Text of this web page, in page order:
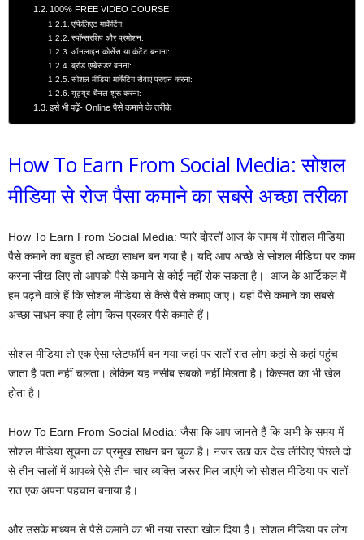
100% FREE VIDEO COURSE
एफिलिएट मार्केटिंग:
स्पॉन्सरशिप और प्रमोशन:
ऑनलाइन कोर्सेस या कंटेंट बनाना:
ब्रांड एम्बेसडर बनना:
सोशल मीडिया मार्केटिंग सेवाएं प्रदान करना:
यूट्यूब चैनल शुरू करना:
इसे भी पढ़ें- Online पैसे कमाने के तरीके
How To Earn From Social Media: सोशल
मीडिया से रोज पैसा कमाने का सबसे अच्छा तरीका
How To Earn From Social Media: प्यारे दोस्तों आज के समय में सोशल मीडिया
पैसे कमाने का बहुत ही अच्छा साधन बन गया है। यदि आप अच्छे से सोशल मीडिया पर काम
करना सीख लिए तो आपको पैसे कमाने से कोई नहीं रोक सकता है। ‌ आज के आर्टिकल में
हम पढ़ने वाले हैं कि सोशल मीडिया से कैसे पैसे कमाए जाए। यहां पैसे कमाने का सबसे
अच्छा साधन क्या है लोग किस प्रकार पैसे कमाते हैं।
सोशल मीडिया तो एक ऐसा प्लेटफॉर्म बन गया जहां पर रातों रात लोग कहां से कहां पहुंच
जाता है पता नहीं चलता। लेकिन यह नसीब सबको नहीं मिलता है। किस्मत का भी खेल
होता है।
How To Earn From Social Media: जैसा कि आप जानते हैं कि अभी के समय में
सोशल मीडिया सूचना का प्रमुख साधन बन चुका है। नजर उठा कर देख लीजिए पिछले दो
से तीन सालों में आपको ऐसे तीन-चार व्यक्ति जरूर मिल जाएंगे जो सोशल मीडिया पर रातों-
रात एक अपना पहचान बनाया है।
और उसके माध्यम से पैसे कमाने का भी नया रास्ता खोल दिया है। सोशल मीडिया पर लोग